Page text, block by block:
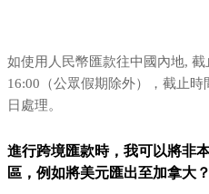
如使用人民幣匯款往中國內地,
16:00（公眾假期除外），截止
日處理。
進行跨境匯款時，我可以將非
區，例如將美元匯出至加拿大？